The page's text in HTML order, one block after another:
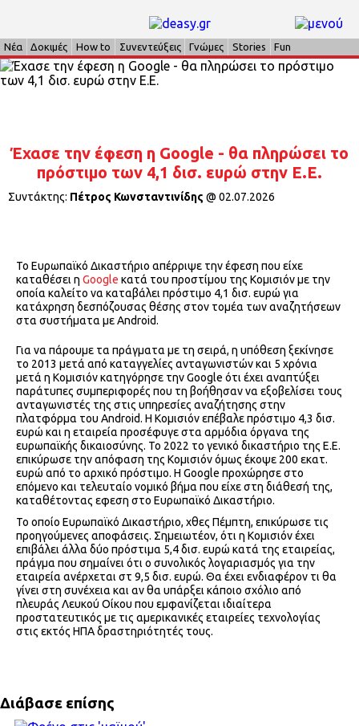
Νέα Δοκιμές How to Συνεντεύξεις Γνώμες Stories Fun
Έχασε την έφεση η Google - θα πληρώσει το
πρόστιμο των 4,1 δισ. ευρώ στην Ε.Ε.
Συντάκτης: Πέτρος Κωνσταντινίδης @ 02.07.2026
Το Ευρωπαϊκό Δικαστήριο απέρριψε την έφεση που είχε
καταθέσει η Google κατά του προστίμου της Κομισιόν με την
οποία καλείτο να καταβάλει πρόστιμο 4,1 δισ. ευρώ για
κατάχρηση δεσπόζουσας θέσης στον τομέα των αναζητήσεων
στα συστήματα με Android.
Για να πάρουμε τα πράγματα με τη σειρά, η υπόθεση ξεκίνησε
το 2013 μετά από καταγγελίες ανταγωνιστών και 5 χρόνια
μετά η Κομισιόν κατηγόρησε την Google ότι έχει αναπτύξει
παράτυπες συμπεριφορές που τη βοήθησαν να εξοβελίσει τους
ανταγωνιστές της στις υπηρεσίες αναζήτησης στην
πλατφόρμα του Android. Η Κομισιόν επέβαλε πρόστιμο 4,3 δισ.
ευρώ και η εταιρεία προσέφυγε στα αρμόδια όργανα της
ευρωπαϊκής δικαιοσύνης. Το 2022 το γενικό δικαστήριο της Ε.Ε.
επικύρωσε την απόφαση της Κομισιόν όμως έκοψε 200 εκατ.
ευρώ από το αρχικό πρόστιμο. Η Google προχώρησε στο
επόμενο και τελευταίο νομικό βήμα που είχε στη διάθεσή της,
καταθέτοντας εφεση στο Ευρωπαϊκό Δικαστήριο.
Το οποίο Ευρωπαϊκό Δικαστήριο, χθες Πέμπτη, επικύρωσε τις
προηγούμενες αποφάσεις. Σημειωτέον, ότι η Κομισιόν έχει
επιβάλει άλλα δύο πρόστιμα 5,4 δισ. ευρώ κατά της εταιρείας,
πράγμα που σημαίνει ότι ο συνολικός λογαριασμός για την
εταιρεία ανέρχεται στ 9,5 δισ. ευρώ. Θα έχει ενδιαφέρον τι θα
γίνει στη συνέχεια και αν θα υπάρξει κάποιο σχόλιο από
πλευράς Λευκού Οίκου που εμφανίζεται ιδιαίτερα
προστατευτικός με τις αμερικανικές εταιρείες τεχνολογίας
στις εκτός ΗΠΑ δραστηριότητές τους.
Διάβασε επίσης